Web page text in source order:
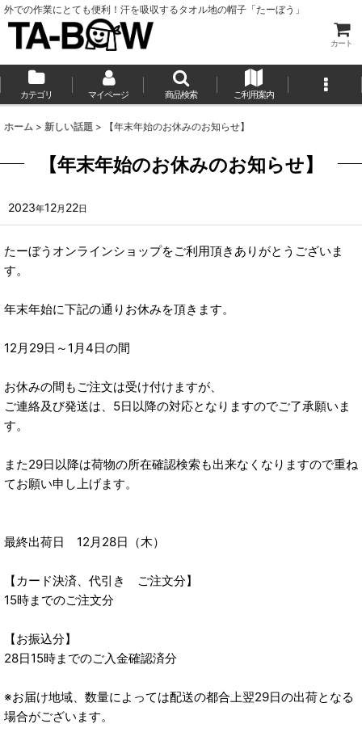
外での作業にとても便利！汗を吸収するタオル地の帽子「たーぼう」
カート
カテゴリ マイページ 商品検索 ご利用案内
ホーム > 新しい話題 > 【年末年始のお休みのお知らせ】
【年末年始のお休みのお知らせ】
2023年12月 22日
たーぼうオンラインショップをご利用頂きありがとうございま
す。
年末年始に下記の通りお休みを頂きます。
12月29日～1月4日の間
お休みの間もご注文は受け付けますが、
ご連絡及び発送は、5日以降の対応となりますのでご了承願いま
す。
また29日以降は荷物の所在確認検索も出来なくなりますので重ね
てお願い申し上げます。
最終出荷日 12月28日（木）
【カード決済、代引き ご注文分】
15時までのご注文分
【お振込分】
28日15時までのご入金確認済分
※お届け地域、数量によっては配送の都合上翌29日の出荷となる
場合がございます。